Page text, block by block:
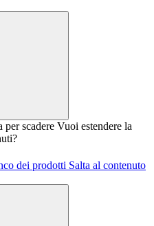
per scadere Vuoi estendere la
dei prodotti Salta al contenuto